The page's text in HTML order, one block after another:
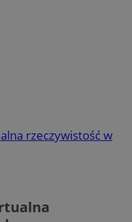
rzeczywistość w